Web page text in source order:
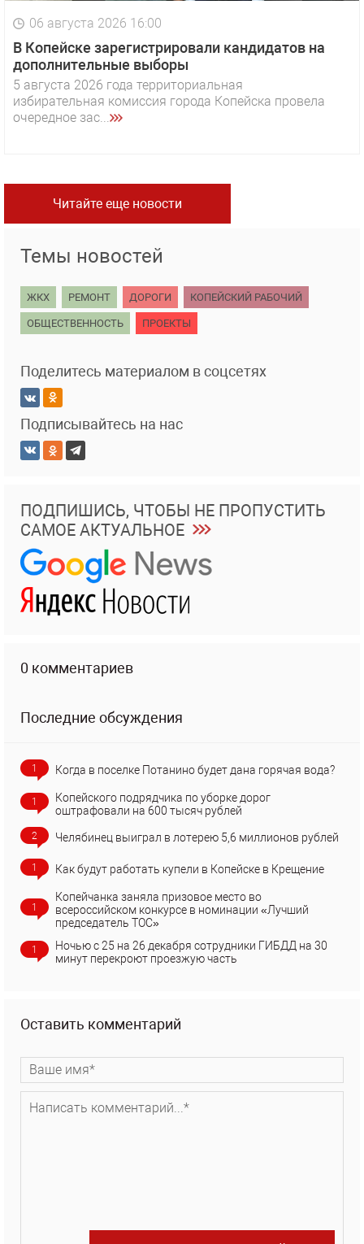
06 августа 2026 16:00
В Копейске зарегистрировали кандидатов на
дополнительные выборы
5 августа 2026 года территориальная
избирательная комиссия города Копейска провела
очередное зас...
Читайте еще новости
Темы новостей
ЖКХ РЕМОНТ ДОРОГИ КОПЕЙСКИЙ РАБОЧИЙ
ОБЩЕСТВЕННОСТЬ ПРОЕКТЫ
Поделитесь материалом в соцсетях
Подписывайтесь на нас
ПОДПИШИСЬ, ЧТОБЫ НЕ ПРОПУСТИТЬ
САМОЕ АКТУАЛЬНОЕ
0 комментариев
Последние обсуждения
1 Когда в поселке Потанино будет дана горячая вода?
1
Копейского подрядчика по уборке дорог
оштрафовали на 600 тысяч рублей
2 Челябинец выиграл в лотерею 5,6 миллионов рублей
1 Как будут работать купели в Копейске в Крещение
1
Копейчанка заняла призовое место во
всероссийском конкурсе в номинации «Лучший
председатель ТОС»
1
Ночью с 25 на 26 декабря сотрудники ГИБДД на 30
минут перекроют проезжую часть
Оставить комментарий